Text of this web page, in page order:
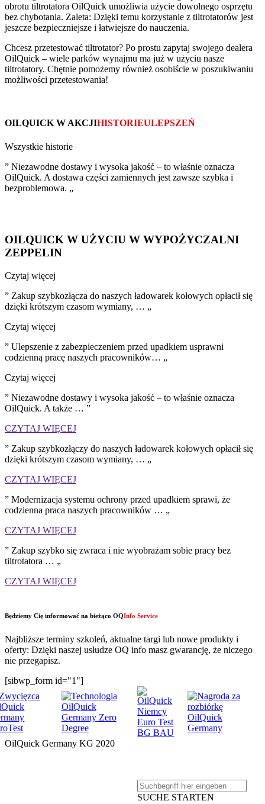
obrotu tiltrotatora OilQuick umożliwia użycie dowolnego osprzętu
bez chybotania. Zaleta: Dzięki temu korzystanie z tiltrotatorów jest
jeszcze bezpieczniejsze i łatwiejsze do nauczenia.
Chcesz przetestować tiltrotator? Po prostu zapytaj swojego dealera
OilQuick – wiele parków wynajmu ma już w użyciu nasze
tiltrotatory. Chętnie pomożemy również osobiście w poszukiwaniu
możliwości przetestowania!
OILQUICK W AKCJIHISTORIEULEPSZEŃ
Wszystkie historie
” Niezawodne dostawy i wysoka jakość – to właśnie oznacza
OilQuick. A dostawa części zamiennych jest zawsze szybka i
bezproblemowa. „
OILQUICK W UŻYCIU W WYPOŻYCZALNI
ZEPPELIN
Czytaj więcej
” Zakup szybkozłącza do naszych ładowarek kołowych opłacił się
dzięki krótszym czasom wymiany, … „
Czytaj więcej
” Ulepszenie z zabezpieczeniem przed upadkiem usprawni
codzienną pracę naszych pracowników… „
Czytaj więcej
” Niezawodne dostawy i wysoka jakość – to właśnie oznacza
OilQuick. A także … ”
CZYTAJ WIĘCEJ
” Zakup szybkozłączy do naszych ładowarek kołowych opłacił się
dzięki krótszym czasom wymiany, … „
CZYTAJ WIĘCEJ
” Modernizacja systemu ochrony przed upadkiem sprawi, że
codzienna praca naszych pracowników … „
CZYTAJ WIĘCEJ
” Zakup szybko się zwraca i nie wyobrażam sobie pracy bez
tiltrotatora … „
CZYTAJ WIĘCEJ
Będziemy Cię informować na bieżąco OQInfo Service
Najbliższe terminy szkoleń, aktualne targi lub nowe produkty i
oferty: Dzięki naszej usłudze OQ info masz gwarancję, że niczego
nie przegapisz.
[sibwp_form id="1"]
OilQuick Germany KG 2020
SUCHE STARTEN